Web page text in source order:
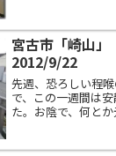
ていただきました
習でしたが...
宮古市「崎山」
2012/9/22
先週、恐ろしい程
で、この一週間は
た。お陰で、何と